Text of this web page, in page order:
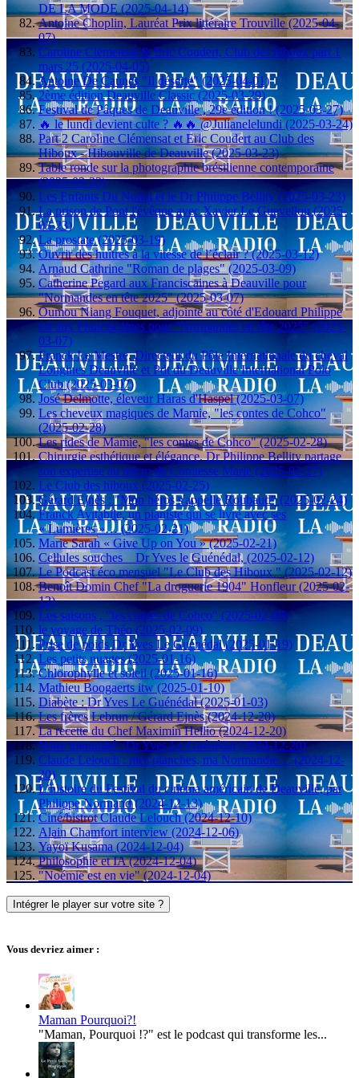
DE LA MODE (2025-04-14)
Antoine Choplin, Lauréat Prix littéraire Trouville (2025-04-
07)
Caroline Clémensat & Eric Coudert, Club des hiboux part 1
mars 25 (2025-04-05)
Antoine De Caunes "Il déserte" (2025-04-01)
2ème édition Deauville Classic (2025-03-29)
Festival de Pâques de Deauville , 29e édition ! (2025-03-27)
🔥 le lundi devient culte ? 🔥🔥 @Julianelelundi (2025-03-24)
Part 2 Caroline Clémensat et Eric Coudert au Club des
Hiboux - Hibouville de Deauville (2025-03-23)
Table ronde sur la photographie brésilienne contemporaine
(2025-03-23)
Les Enfants Du Noma et le Dr Philippe Bellity (2025-03-23)
La prison de Pont l'évêque avec Xavier Le Guevellou (2025-
03-23)
La prostate (2025-03-19)
Ouvrir des huîtres à la vitesse de l’éclair ? (2025-03-12)
Arnaud Cathrine "Roman de plages" (2025-03-09)
Catherine Pegard aux Franciscaines à Deauville pour
"Normandes en tête 2025" (2025-03-07)
Oumou Niang Fouquet, adjointe au côté d'Edouard Philippe
est aux Franciscaines pour "Normandes en tête 2025" (2025-
03-07)
Franck Le Mestre, Directeur du Pôle Internationale du cheval
Longines Deauville et Pdt du Deauville International Polo
Club (2025-03-07)
José Delmotte, éleveur Haras d'Haspel (2025-03-07)
Les cheveux magiques de Mamie, "les contes de Cohco"
(2025-02-28)
Les rides de Mamie, "les contes de Cohco" (2025-02-28)
Chirurgie esthétique et élégance, Dr Philippe Bellity partage
son expertise au micro de Comtesse Marie (2025-02-27)
Le Club des hiboux (2025-02-25)
Gérard Ejnès : "Mon héros s'appelle Roubaud" (2025-02-24)
Franck Avitabile, un pianiste qui se livre avec ses
« Lumières »… (2025-02-21)
Marie Sarah « Give Up on You » (2025-02-21)
Cellules souches _ Dr Yves le Guénédal, (2025-02-12)
Le Podcast éco mensuel "Le Club des Hiboux " (2025-02-12)
Benoît Domin Chef "La droguerie 1904" Honfleur (2025-02-
12)
Les saisons , "les contes de Cohco" (2025-02-09)
le voyage de Théo (2025-02-09)
Prise de poids Dr Yves Le Guénédal (2025-01-19)
Les petits nuages (2025-01-16)
Chlorophylle et soleil (2025-01-16)
Mathieu Boogaerts itw (2025-01-10)
Diabète : Dr Yves Le Guénédal (2025-01-03)
Les frères Lebrun / Gérard Ejnès (2024-12-20)
La recette du Chef Maximin Hellio (2024-12-20)
Votre immunité : Dr Yves Le Guénédal (2024-12-20)
Claude Lelouch : mes planches, ma Normandie… (2024-12-
20)
L’histoire du Festival du cinéma américain de Deauville, par
Philippe Normand (2024-12-13)
Ciné/bistrot Claude Lelouch (2024-12-10)
Alain Chamfort interview (2024-12-06)
Yayoï Kusama (2024-12-04)
Philosophie et IA (2024-12-04)
"Noémie est en vie" (2024-12-04)
Intégrer le player sur votre site ?
Vous devriez aimer :
Maman Pourquoi?!
"Maman, Pourquoi !?" est le podcast qui transforme les...